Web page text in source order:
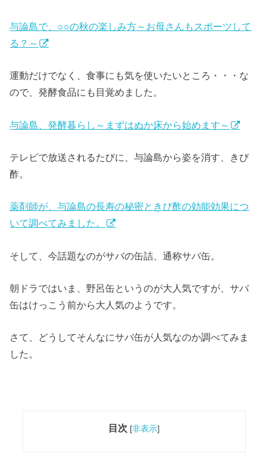
与論島で、○○の秋の楽しみ方～お母さんもスポーツして
る？～
運動だけでなく、食事にも気を使いたいところ・・・な
ので、発酵食品にも目覚めました。
与論島、発酵暮らし～まずはぬか床から始めます～
テレビで放送されるたびに、与論島から姿を消す、きび
酢。
薬剤師が、与論島の長寿の秘密ときび酢の効能効果につ
いて調べてみました。
そして、今話題なのがサバの缶詰、通称サバ缶。
朝ドラではいま、野呂缶というのが大人気ですが、サバ
缶はけっこう前から大人気のようです。
さて、どうしてそんなにサバ缶が人気なのか調べてみま
した。
目次 [非表示]